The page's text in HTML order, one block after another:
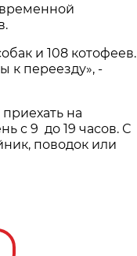
и 108 котофеев.
к переезду», -
на
с 9 до 19 часов. С
поводок или